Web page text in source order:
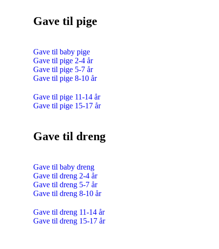
Gave til pige
Gave til baby pige
Gave til pige 2-4 år
Gave til pige 5-7 år
Gave til pige 8-10 år
Gave til pige 11-14 år
Gave til pige 15-17 år
Gave til dreng
Gave til baby dreng
Gave til dreng 2-4 år
Gave til dreng 5-7 år
Gave til dreng 8-10 år
Gave til dreng 11-14 år
Gave til dreng 15-17 år